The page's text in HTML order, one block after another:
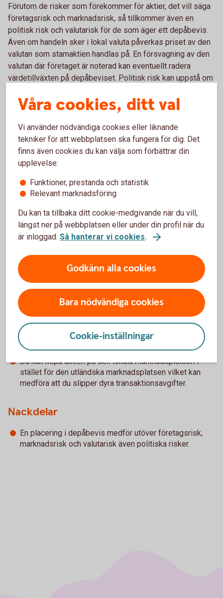
Förutom de risker som förekommer för aktier, det vill säga
företagsrisk och marknadsrisk, så tillkommer även en
politisk risk och valutarisk för de som äger ett depåbevis.
Även om handeln sker i lokal valuta påverkas priset av den
valutan som stamaktien handlas på. En försvagning av den
valutan där företaget är noterad kan eventuellt radera
värdetillväxten på depåbeviset. Politisk risk kan uppstå om
aktien. Även andra politiska beslut i landet som företaget är
verksamt i kan påverka dess framtida avkastning.
Vad påverkar avkastningen?
Aktieutdelning, värdestegring och valutakursens utveckling.
Utdelning bestäms på den årliga bolagsstämman och
betalas ut under året. Värdestegringens avkastning uppstår
först när depåbeviset säljs och påverkas även av
valutakursen. En värdestegring kan minska eller till och med
depåbeviset köptes.
För- och nackdelar med depåbevis
Fördelar
Du kan köpa aktien på den lokala marknadsplatsen i
stället för den utländska marknadsplatsen vilket kan
medföra att du slipper dyra transaktionsavgifter.
Nackdelar
En placering i depåbevis medför utöver företagsrisk,
marknadsrisk och valutarisk även politiska risker.
Våra cookies, ditt val
Vi använder nödvändiga cookies eller liknande
tekniker för att webbplatsen ska fungera för dig. Det
finns även cookies du kan välja som förbättrar din
upplevelse:
Funktioner, prestanda och statistik
Relevant marknadsföring
Du kan ta tillbaka ditt cookie-medgivande när du vill,
längst ner på webbplatsen eller under din profil när du
är inloggad. Så hanterar vi cookies.
Godkänn alla cookies
Bara nödvändiga cookies
Cookie-inställningar